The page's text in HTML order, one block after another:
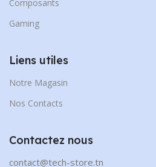
Composants
Gaming
Liens utiles
Notre Magasin
Nos Contacts
Contactez nous
contact@tech-store.tn